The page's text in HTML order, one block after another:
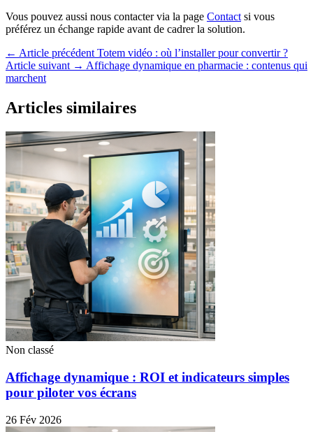
Vous pouvez aussi nous contacter via la page Contactsi vous
préférez un échange rapide avant de cadrer la solution.
← Article précédent Totem vidéo : où l’installer pour convertir ?
Article suivant → Affichage dynamique en pharmacie : contenus qui
marchent
Articles similaires
Non classé
Affichage dynamique : ROI et indicateurs simples
pour piloter vos écrans
26 Fév 2026